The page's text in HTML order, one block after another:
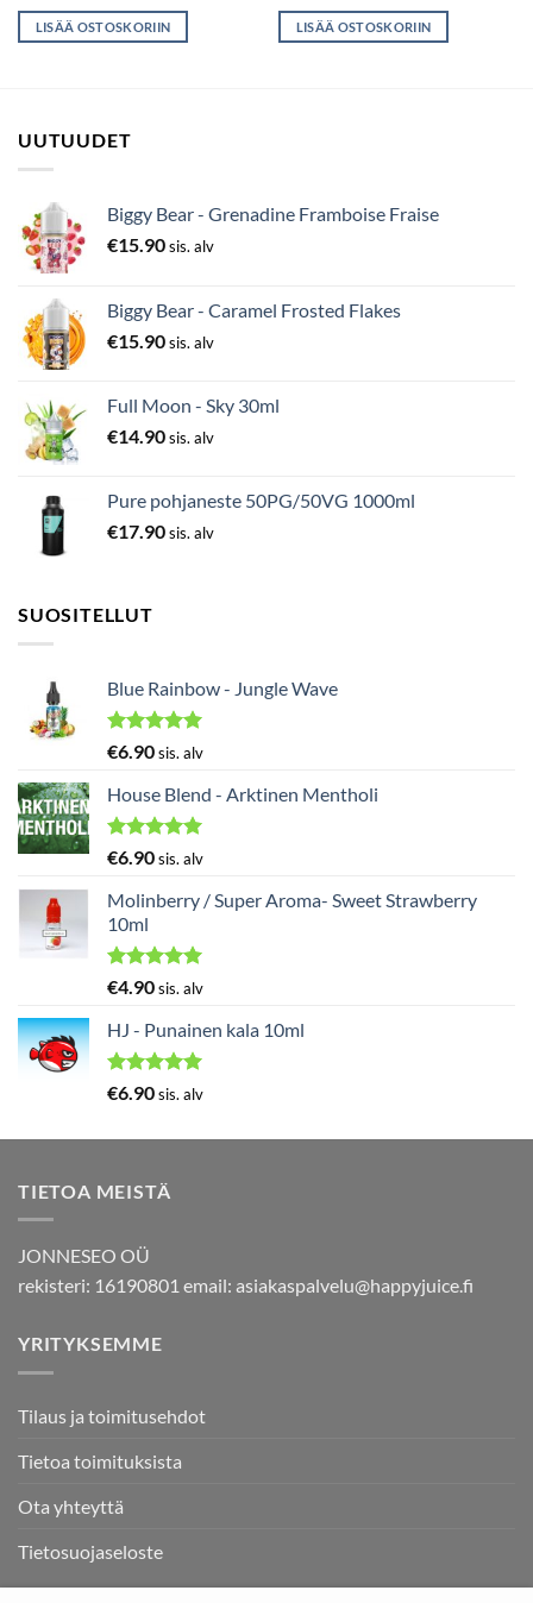
LISÄÄ OSTOSKORIIN LISÄÄ OSTOSKORIIN
UUTUUDET
Biggy Bear - Grenadine Framboise Fraise
€15.90sis. alv
Biggy Bear - Caramel Frosted Flakes
€15.90sis. alv
Full Moon - Sky 30ml
€14.90sis. alv
Pure pohjaneste 50PG/50VG 1000ml
€17.90sis. alv
SUOSITELLUT
Blue Rainbow - Jungle Wave
Arvostelu
5.00
/ 5
€6.90sis. alv
House Blend - Arktinen Mentholi
Arvostelu
5.00/ 5
€6.90sis. alv
Molinberry / Super Aroma- Sweet Strawberry
10ml
Arvostelu
5.00
/ 5
€4.90sis. alv
HJ - Punainen kala 10ml
Arvostelu
€6.90sis. alv
TIETOA MEISTÄ
JONNESEO OÜ
rekisteri: 16190801 email: asiakaspalvelu@happyjuice.fi
YRITYKSEMME
Tilaus ja toimitusehdot
Tietoa toimituksista
Ota yhteyttä
Tietosuojaseloste